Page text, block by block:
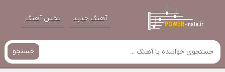
آهنگ جدید پخش آهنگ
جستجو